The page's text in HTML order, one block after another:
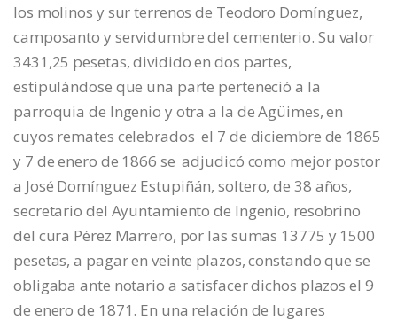
los molinos y sur terrenos de Teodoro Domínguez,
camposanto y servidumbre del cementerio. Su valor
3431,25 pesetas, dividido en dos partes,
estipulándose que una parte perteneció a la
parroquia de Ingenio y otra a la de Agüimes, en
cuyos remates celebrados el 7 de diciembre de 1865
y 7 de enero de 1866 se adjudicó como mejor postor
a José Domínguez Estupiñán, soltero, de 38 años,
secretario del Ayuntamiento de Ingenio, resobrino
del cura Pérez Marrero, por las sumas 13775 y 1500
pesetas, a pagar en veinte plazos, constando que se
obligaba ante notario a satisfacer dichos plazos el 9
de enero de 1871. En una relación de lugares